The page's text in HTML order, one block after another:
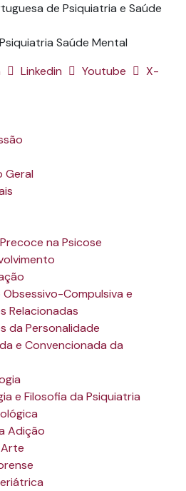
Saúde Mental
Linkedin Youtube
X-
Geral
na Psicose
Compulsiva e
Relacionadas
da Personalidade
e Convencionada da
e Filosofia da Psiquiatria
Adição